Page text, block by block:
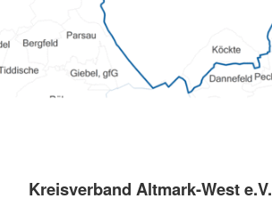
Kreisverband Altmark-West e.V.